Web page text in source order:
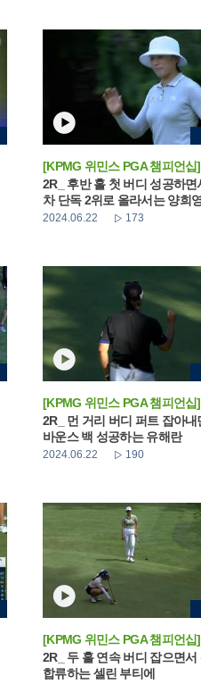
[KPMG 위민스 PGA 챔피언십]
2R_ 후반 홀 첫 버디 성공하면
차 단독 2위로 올라서는 양희
2024.06.22 173
[KPMG 위민스 PGA 챔피언십]
2R_ 먼 거리 버디 퍼트 잡아내
바운스 백 성공하는 유해란
2024.06.22 190
[KPMG 위민스 PGA 챔피언십]
2R_ 두 홀 연속 버디 잡으면서
합류하는 셀린 부티에